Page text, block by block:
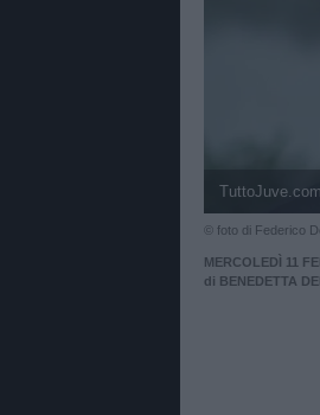
TuttoJuve.com
© foto di Federico
MERCOLEDÌ 11
di BENEDETTA